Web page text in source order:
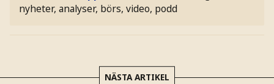
nyheter, analyser, börs, video, podd
NÄSTA ARTIKEL